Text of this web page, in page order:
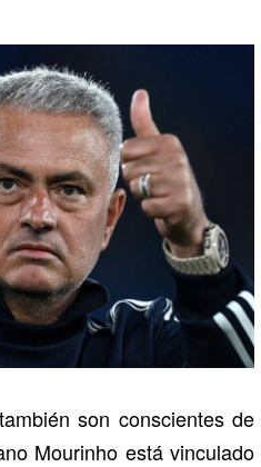
son conscientes de
Mourinho está vinculado